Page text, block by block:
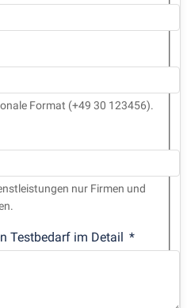
Format (+49 30 123456).
nur Firmen und
Testbedarf im Detail